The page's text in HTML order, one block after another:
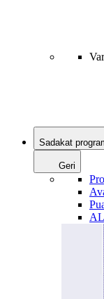
Sadakat
Geri